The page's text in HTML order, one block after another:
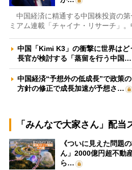
中国経済に精通する中国株投資の第
ミアム連載「チャイナ・リサーチ」。
中国「Kimi K3」の衝撃に世界は
長官が検討する「蒸留を行う中国…
中国経済“予想外の低成長”で政策
方針の修正で成長加速が予想さ…
「みんなで大家さん」配
《ついに見えた問題
ん」2000億円超不動
ら…